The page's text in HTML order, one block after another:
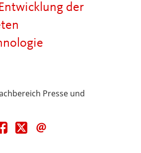
der
Presse und
Teile
diese
Teile
diese